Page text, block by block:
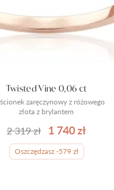
zaręczynowy z różowego
złota z brylantem
Twisted Vine 0,06 ct
2 319 zł 1 740 zł
Oszczędzasz -579 zł